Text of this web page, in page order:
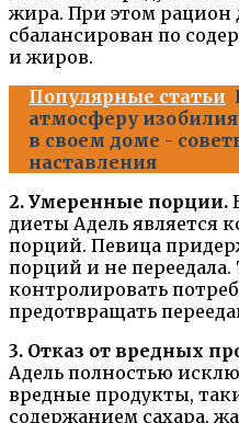
жира. При этом рацион
сбалансирован по
и жиров.
Популярные статьи
атмосферу изобилия
в своем доме -
наставления
2. Умеренные порции.
диеты Адель является
порций. Певица
порций и не
контролировать
предотвращать
3. Отказ от вредных
Адель полностью
вредные продукты,
содержанием сахара,